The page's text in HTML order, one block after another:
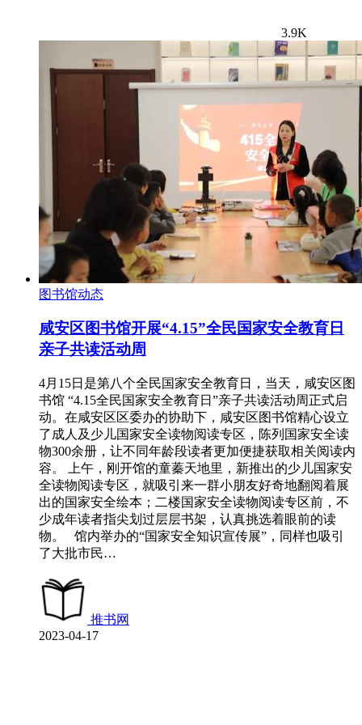
3.9K
图书馆动态
咸安区图书馆开展“4.15”全民国家安全教育日
亲子共读活动周
4月15日是第八个全民国家安全教育日，当天，咸安区图
书馆 “4.15全民国家安全教育日”亲子共读活动周正式启
动。在咸安区区委办的协助下，咸安区图书馆精心设立
了成人及少儿国家安全读物阅读专区，陈列国家安全读
物300余册，让不同年龄段读者更加便捷获取相关阅读内
容。 上午，刚开馆的童蓁天地里，新推出的少儿国家安
全读物阅读专区，就吸引来一群小朋友好奇地翻阅着展
出的国家安全绘本；二楼国家安全读物阅读专区前，不
少成年读者指尖划过层层书架，认真挑选着眼前的读
物。 馆内举办的“国家安全知识宣传展”，同样也吸引
了大批市民…
推书网
2023-04-17